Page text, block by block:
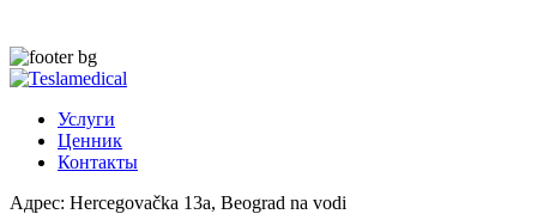
Услуги
Ценник
Контакты
Адрес: Hercegovačka 13a, Beograd na vodi